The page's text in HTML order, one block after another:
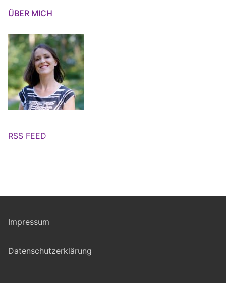
ÜBER MICH
RSS FEED
Impressum
Datenschutzerklärung